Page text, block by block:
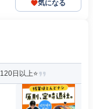
気になる
日以上⭐